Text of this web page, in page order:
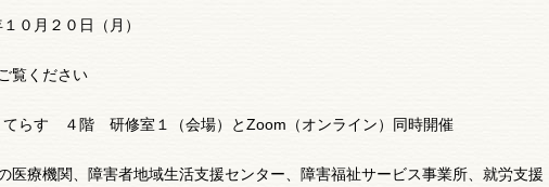
０月２０日（月）
覧ください
てらす ４階 研修室１（会場）とZoom（オンライン）同時開催
医療機関、障害者地域生活支援センター、障害福祉サービス事業所、就労支援